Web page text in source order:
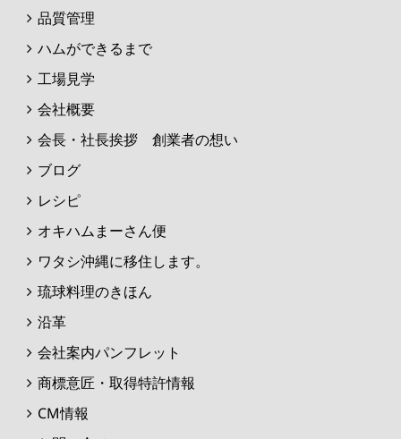
品質管理
ハムができるまで
工場見学
会社概要
会長・社長挨拶 創業者の想い
ブログ
レシピ
オキハムまーさん便
ワタシ沖縄に移住します。
琉球料理のきほん
沿革
会社案内パンフレット
商標意匠・取得特許情報
CM情報